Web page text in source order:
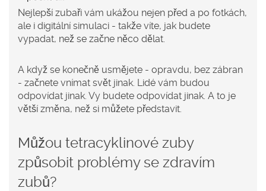
Nejlepší zubaři vám ukážou nejen před a po fotkách,
ale i digitální simulaci - takže víte, jak budete
vypadat, než se začne něco dělat.
A když se konečně usmějete - opravdu, bez zábran
- začnete vnímat svět jinak. Lidé vám budou
odpovídat jinak. Vy budete odpovídat jinak. A to je
větší změna, než si můžete představit.
Můžou tetracyklinové zuby
způsobit problémy se zdravím
zubů?